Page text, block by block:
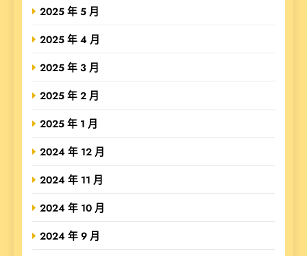
2025 年 5 月
2025 年 4 月
2025 年 3 月
2025 年 2 月
2025 年 1 月
2024 年 12 月
2024 年 11 月
2024 年 10 月
2024 年 9 月